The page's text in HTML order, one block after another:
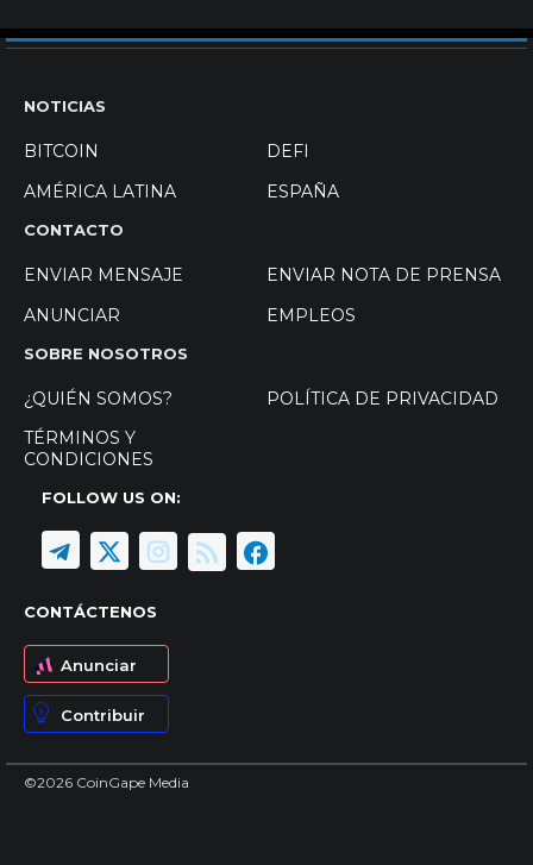
NOTICIAS
BITCOIN
DEFI
AMÉRICA LATINA
ESPAÑA
CONTACTO
ENVIAR MENSAJE
ENVIAR NOTA DE PRENSA
ANUNCIAR
EMPLEOS
SOBRE NOSOTROS
¿QUIÉN SOMOS?
POLÍTICA DE PRIVACIDAD
TÉRMINOS Y
CONDICIONES
FOLLOW US ON:
CONTÁCTENOS
Anunciar
Contribuir
©2026 CoinGape Media